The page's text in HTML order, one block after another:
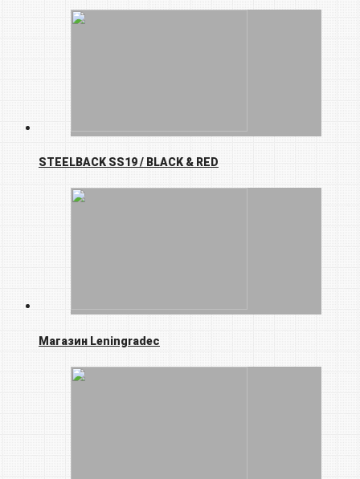
STEELBACK SS19 / BLACK & RED
Магазин Leningradec